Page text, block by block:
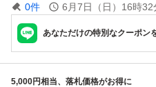
0件 6月7日（日）16時32
あなただけの特別なクーポン
5,000円相当、落札価格がお得に